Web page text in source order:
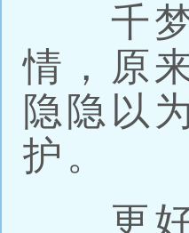
千梦
情，原
隐隐以
护。
更好